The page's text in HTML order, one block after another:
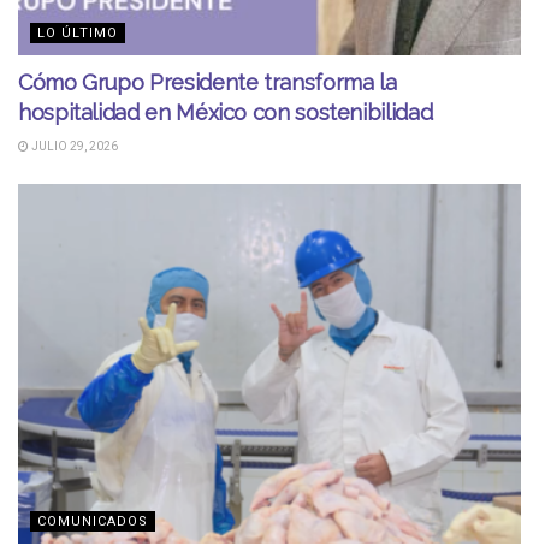
LO ÚLTIMO
Cómo Grupo Presidente transforma la
hospitalidad en México con sostenibilidad
JULIO 29, 2026
COMUNICADOS